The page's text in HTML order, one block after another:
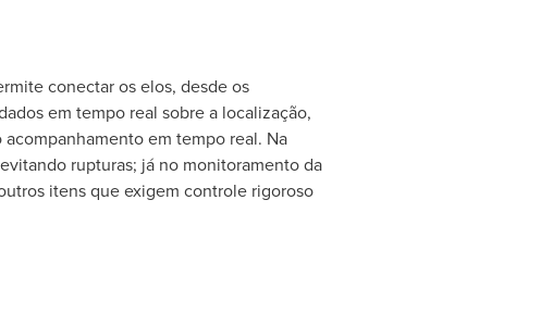
conectar os elos, desde os
em tempo real sobre a localização,
em tempo real. Na
rupturas; já no monitoramento da
itens que exigem controle rigoroso